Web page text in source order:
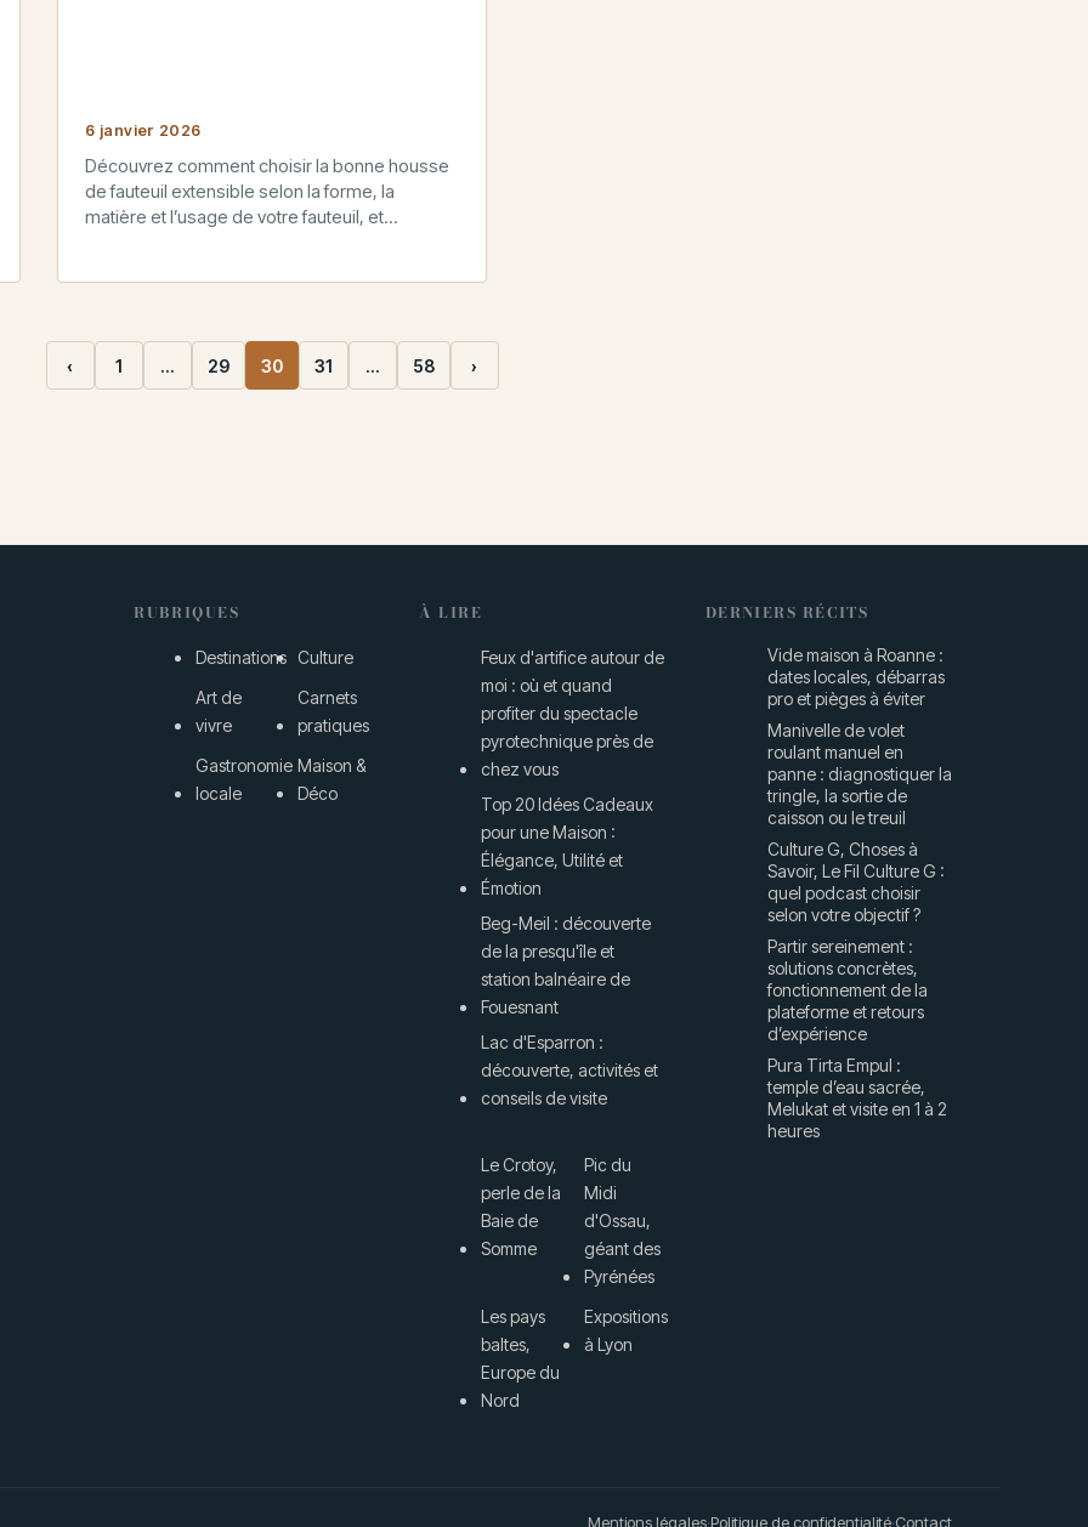
6 janvier 2026
Découvrez comment choisir la bonne housse
de fauteuil extensible selon la forme, la
matière et l’usage de votre fauteuil, et
‹ 1 … 29 30 31 … 58 ›
RUBRIQUES
Destinations Culture
Art de
vivre
Carnets
pratiques
Gastronomie
locale
Maison &
Déco
À LIRE
Feux d'artifice autour de
moi : où et quand
profiter du spectacle
pyrotechnique près de
chez vous
Top 20 Idées Cadeaux
pour une Maison :
Élégance, Utilité et
Émotion
Beg-Meil : découverte
de la presqu'île et
station balnéaire de
Fouesnant
Lac d'Esparron :
découverte, activités et
conseils de visite
Le Crotoy,
perle de la
Baie de
Somme
Pic du
Midi
d'Ossau,
géant des
Pyrénées
Les pays
baltes,
Europe du
Nord
Expositions
à Lyon
DERNIERS RÉCITS
Vide maison à Roanne :
dates locales, débarras
pro et pièges à éviter
Manivelle de volet
roulant manuel en
panne : diagnostiquer la
tringle, la sortie de
caisson ou le treuil
Culture G, Choses à
Savoir, Le Fil Culture G :
quel podcast choisir
selon votre objectif ?
Partir sereinement :
solutions concrètes,
fonctionnement de la
plateforme et retours
d’expérience
Pura Tirta Empul :
temple d’eau sacrée,
Melukat et visite en 1 à 2
heures
Mentions légales·Politique de confidentialité·Contact